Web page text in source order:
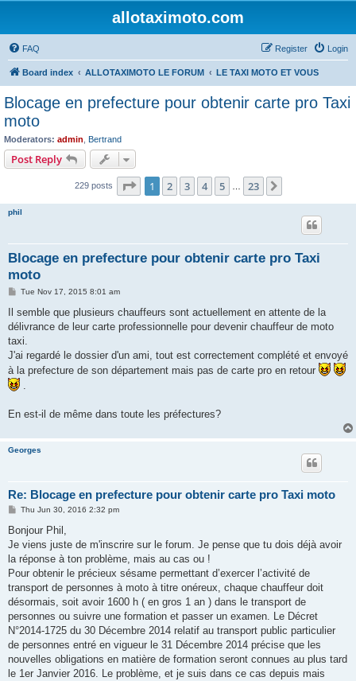
allotaximoto.com
FAQ Login
Register
Board index ALLOTAXIMOTO LE FORUM LE TAXI MOTO ET VOUS
Blocage en prefecture pour obtenir carte pro Taxi
moto
Moderators: admin Bertrand
Post Reply
229 posts Page 1of 23
1 2 3 4 5 23
phil
Blocage en prefecture pour obtenir carte pro Taxi
moto
P
s
Tue Nov 17, 2015 8:01 am
Il semble que plusieurs chauffeurs sont actuellement en attente de la
délivrance de leur carte professionnelle pour devenir chauffeur de moto
taxi.
J'ai regardé le dossier d'un ami, tout est correctement complété et envoyé
à la prefecture de son département mais pas de carte pro en retour
En est-il de même dans toute les préfectures?
Georges
Re: Blocage en prefecture pour obtenir carte pro Taxi moto
P
s
Thu Jun 30, 2016 2:32 pm
Bonjour Phil,
Je viens juste de m'inscrire sur le forum. Je pense que tu dois déjà avoir
la réponse à ton problème, mais au cas ou !
Pour obtenir le précieux sésame permettant d’exercer l’activité de
transport de personnes à moto à titre onéreux, chaque chauffeur doit
désormais, soit avoir 1600 h ( en gros 1 an ) dans le transport de
personnes ou suivre une formation et passer un examen. Le Décret
N°2014-1725 du 30 Décembre 2014 relatif au transport public particulier
de personnes entré en vigueur le 31 Décembre 2014 précise que les
nouvelles obligations en matière de formation seront connues au plus tard
le 1er Janvier 2016. Le problème, et je suis dans ce cas depuis mais